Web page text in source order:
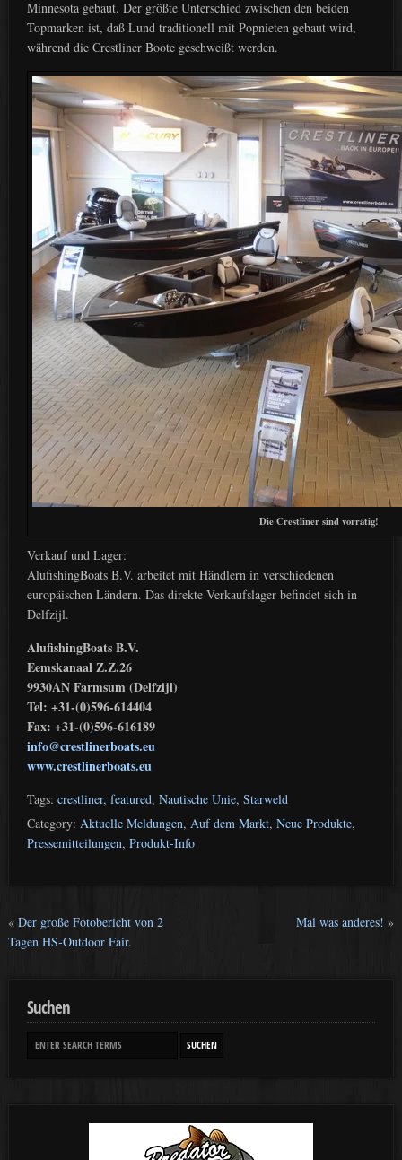
Minnesota gebaut. Der größte Unterschied zwischen den beiden
Topmarken ist, daß Lund traditionell mit Popnieten gebaut wird,
während die Crestliner Boote geschweißt werden.
Die Crestliner sind vorrätig!
Verkauf und Lager:
AlufishingBoats B.V. arbeitet mit Händlern in verschiedenen
europäischen Ländern. Das direkte Verkaufslager befindet sich in
Delfzijl.
AlufishingBoats B.V.
Eemskanaal Z.Z.26
9930AN Farmsum (Delfzijl)
Tel: +31-(0)596-614404
Fax: +31-(0)596-616189
info@crestlinerboats.eu
www.crestlinerboats.eu
Tags: crestliner, featured, Nautische Unie, Starweld
Category: Aktuelle Meldungen, Auf dem Markt, Neue Produkte,
Pressemitteilungen, Produkt-Info
« Der große Fotobericht von 2
Tagen HS-Outdoor Fair.
Mal was anderes! »
Suchen